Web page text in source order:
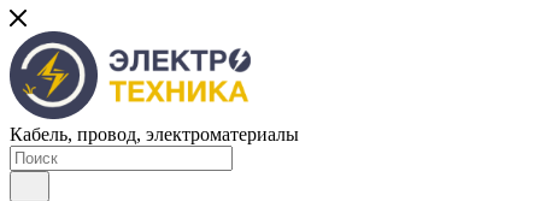
Кабель, провод, электроматериалы